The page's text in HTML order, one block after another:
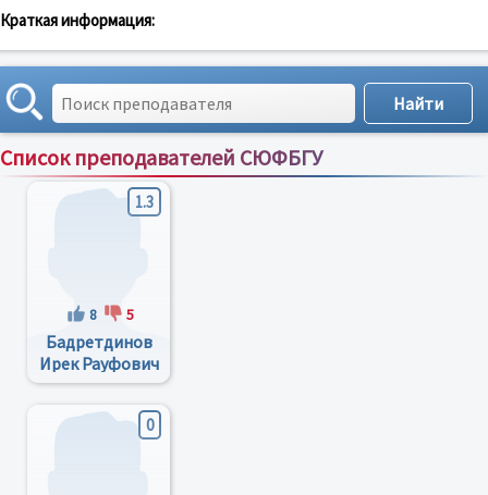
Краткая информация:
Список преподавателей СЮФБГУ
Сортировка по:имени;рейтингу;отзывам
1.3
8 5
Бадретдинов
Ирек Рауфович
0